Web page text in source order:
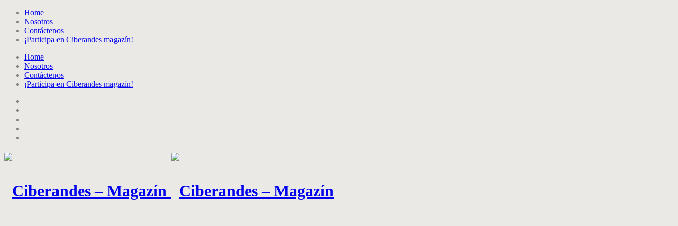
Home
Nosotros
Contáctenos
¡Participa en Ciberandes magazín!
Home
Nosotros
Contáctenos
¡Participa en Ciberandes magazín!